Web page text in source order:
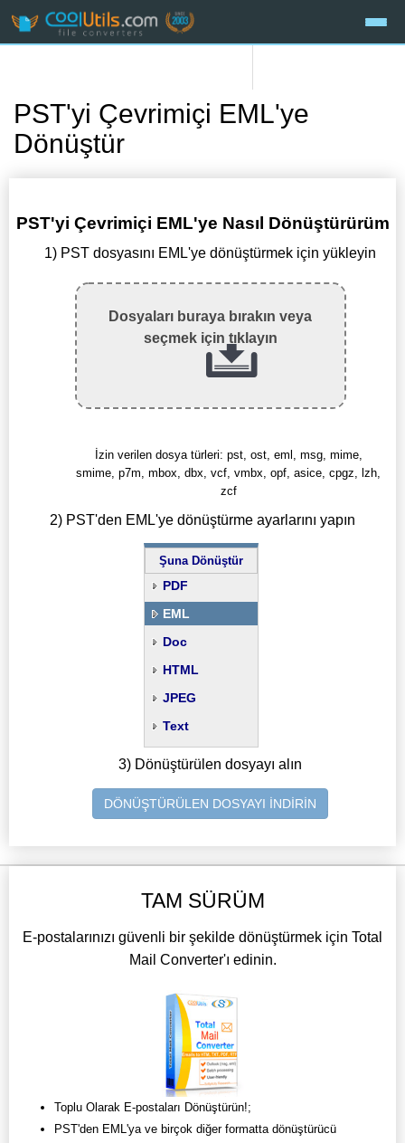
PST'yi Çevrimiçi EML'ye
Dönüştür
PST'yi Çevrimiçi EML'ye Nasıl Dönüştürürüm
1) PST dosyasını EML'ye dönüştürmek için yükleyin
Dosyaları buraya bırakın veya
seçmek için tıklayın
İzin verilen dosya türleri: pst, ost, eml, msg, mime,
smime, p7m, mbox, dbx, vcf, vmbx, opf, asice, cpgz, lzh,
zcf
2) PST'den EML'ye dönüştürme ayarlarını yapın
Şuna Dönüştür
PDF
EML
Doc
HTML
JPEG
Text
3) Dönüştürülen dosyayı alın
DÖNÜŞTÜRÜLEN DOSYAYI İNDİRİN
TAM SÜRÜM
E-postalarınızı güvenli bir şekilde dönüştürmek için Total
Mail Converter'ı edinin.
Toplu Olarak E-postaları Dönüştürün!;
PST'den EML'ya ve birçok diğer formatta dönüştürücü